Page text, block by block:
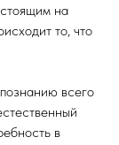
на
то, что
всего
в